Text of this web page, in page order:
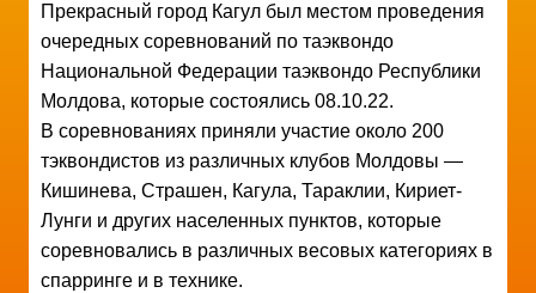
Прекрасный город Кагул был местом проведения
очередных соревнований по таэквондо
Национальной Федерации таэквондо Республики
Молдова, которые состоялись 08.10.22.
В соревнованиях приняли участие около 200
тэквондистов из различных клубов Молдовы —
Кишинева, Страшен, Кагула, Тараклии, Кириет-
Лунги и других населенных пунктов, которые
соревновались в различных весовых категориях в
спарринге и в технике.